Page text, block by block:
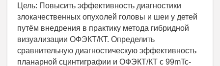
Цель: Повысить эффективность диагностики
злокачественных опухолей головы и шеи у детей
путём внедрения в практику метода гибридной
визуализации ОФЭКТ/КТ. Определить
сравнительную диагностическую эффективность
планарной сцинтиграфии и ОФЭКТ/КТ с 99mTc-